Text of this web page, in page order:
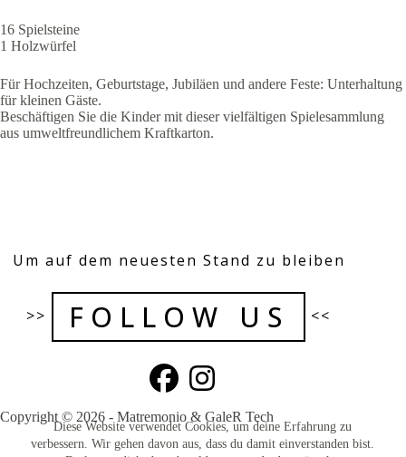
Diese Website verwendet Cookies, um deine Erfahrung zu
verbessern. Wir gehen davon aus, dass du damit einverstanden bist.
16 Spielsteine
1 Holzwürfel
Für Hochzeiten, Geburtstage, Jubiläen und andere Feste: Unterhaltung
für kleinen Gäste.
Beschäftigen Sie die Kinder mit dieser vielfältigen Spielesammlung
aus umweltfreundlichem Kraftkarton.
Um auf dem neuesten Stand zu bleiben
>> FOLLOW US <<
Copyright © 2026 - Matremonio & GaleR Tech